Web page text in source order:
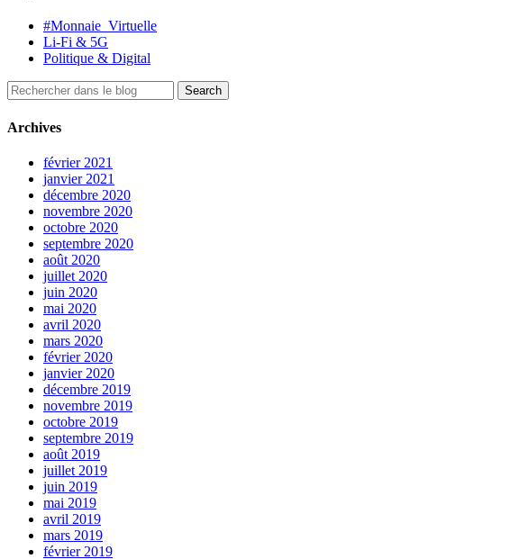
#Monnaie_Virtuelle
Li-Fi & 5G
Politique & Digital
Archives
février 2021
janvier 2021
décembre 2020
novembre 2020
octobre 2020
septembre 2020
août 2020
juillet 2020
juin 2020
mai 2020
avril 2020
mars 2020
février 2020
janvier 2020
décembre 2019
novembre 2019
octobre 2019
septembre 2019
août 2019
juillet 2019
juin 2019
mai 2019
avril 2019
mars 2019
février 2019